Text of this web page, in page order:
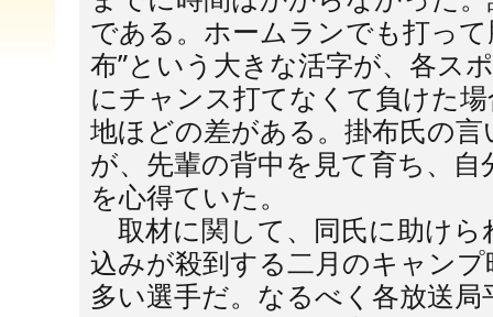
である。ホームランでも打っ
布”という大きな活字が、各ス
にチャンス打てなくて負けた
地ほどの差がある。掛布氏の
が、先輩の背中を見て育ち、
を心得ていた。
取材に関して、同氏に助け
込みが殺到する二月のキャン
多い選手だ。なるべく各放送